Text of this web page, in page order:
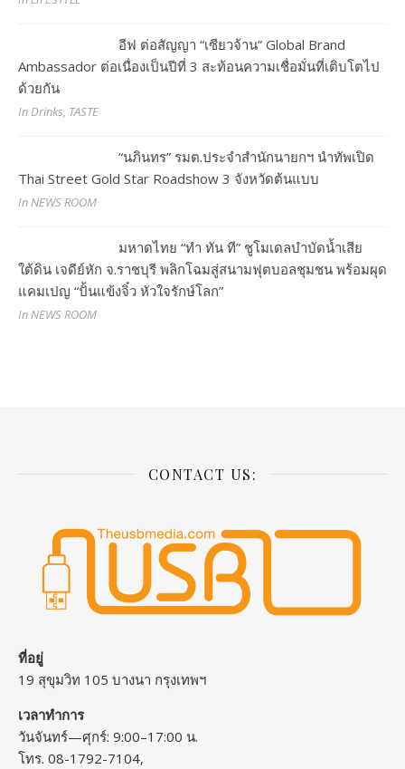
อีฟ ต่อสัญญา “เซียวจ้าน” Global Brand
Ambassador ต่อเนื่องเป็นปีที่ 3 สะท้อนความเชื่อมั่นที่เติบโตไป
ด้วยกัน
In Drinks, TASTE
“นภินทร” รมต.ประจำสำนักนายกฯ นำทัพเปิด
Thai Street Gold Star Roadshow 3 จังหวัดต้นแบบ
In NEWS ROOM
มหาดไทย “ทำ ทัน ที” ชูโมเดลบำบัดน้ำเสีย
ใต้ดิน เจดีย์หัก จ.ราชบุรี พลิกโฉมสู่สนามฟุตบอลชุมชน พร้อมผุด
แคมเปญ “ปั้นแข้งจิ๋ว หัวใจรักษ์โลก”
In NEWS ROOM
CONTACT US:
ที่อยู่
19 สุขุมวิท 105 บางนา กรุงเทพฯ
เวลาทำการ
วันจันทร์—ศุกร์: 9:00–17:00 น.
โทร. 08-1792-7104,